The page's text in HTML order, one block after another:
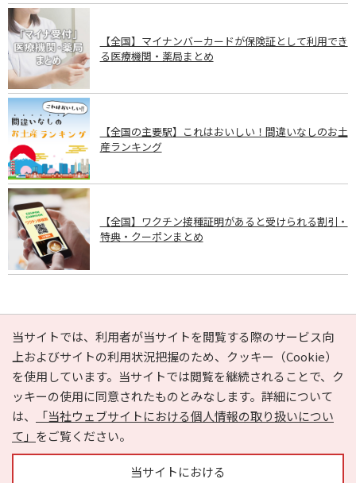
【全国】マイナンバーカードが保険証として利用でき
る医療機関・薬局まとめ
【全国の主要駅】これはおいしい！間違いなしのお土
産ランキング
【全国】ワクチン接種証明があると受けられる割引・
特典・クーポンまとめ
PAGE TOP
当サイトでは、利用者が当サイトを閲覧する際のサービス向
上およびサイトの利用状況把握のため、クッキー（Cookie）
を使用しています。当サイトでは閲覧を継続されることで、ク
ッキーの使用に同意されたものとみなします。詳細について
は、
「当社ウェブサイトにおける個人情報の取り扱いについ
て」 をご覧ください。
当サイトにおける
e-NAVITA（イーナビタ）とは？ お気に入り
ヘルプ
利用規約
個人情報の取り扱いについて
運営会社
サイトマップ
広告掲載に関するお問い合わせ